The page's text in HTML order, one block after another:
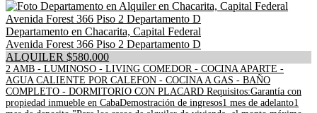
Departamento en Chacarita, Capital Federal
Avenida Forest 366 Piso 2 Departamento D
ALQUILER $580.000
2 AMB - LUMINOSO - LIVING COMEDOR - COCINA APARTE -
AGUA CALIENTE POR CALEFON - COCINA A GAS - BAÑO
COMPLETO - DORMITORIO CON PLACARD Requisitos:Garantía con
propiedad inmueble en CabaDemostración de ingresos1 mes de adelanto1